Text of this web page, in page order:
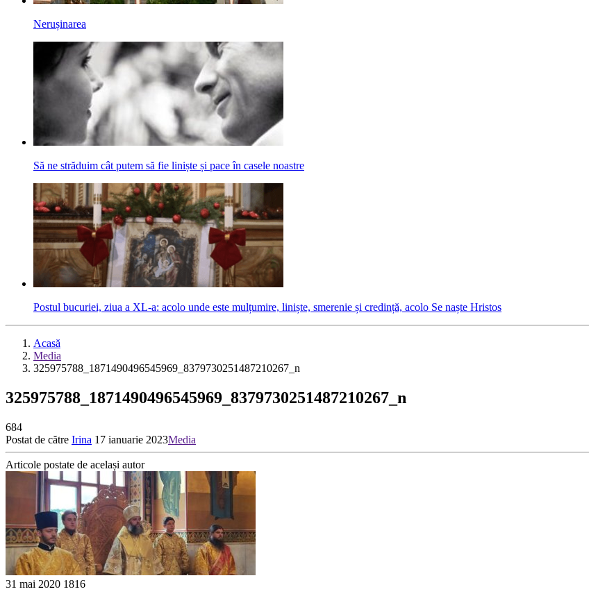
Nerușinarea
Să ne străduim cât putem să fie liniște și pace în casele noastre
Postul bucuriei, ziua a XL-a: acolo unde este mulțumire, liniște, smerenie și credință, acolo Se naște Hristos
Acasă
Media
325975788_1871490496545969_8379730251487210267_n
325975788_1871490496545969_8379730251487210267_n
684
Postat de către Irina 17 ianuarie 2023Media
Articole postate de același autor
31 mai 2020 1816